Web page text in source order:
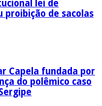
lei de
proibição de sacolas
Capela fundada por
do polêmico caso